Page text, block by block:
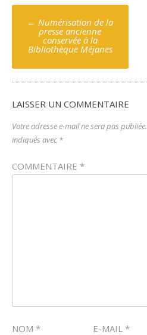
Poste
navigation
← Numérisation de la
presse ancienne
conservée à la
Bibliothèque Méjanes
LAISSER UN COMMENTAIRE
Votre adresse e-mail ne sera pas publiée.
indiqués avec *
COMMENTAIRE *
NOM * E-MAIL *